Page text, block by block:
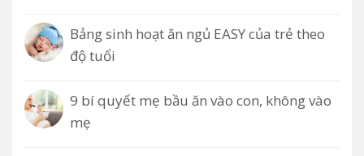
Bảng sinh hoạt ăn ngủ EASY của trẻ theo
độ tuổi
9 bí quyết mẹ bầu ăn vào con, không vào
mẹ